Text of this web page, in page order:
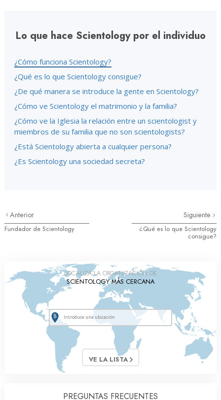
Lo que hace Scientology por el individuo
¿Cómo funciona Scientology?
¿Qué es lo que Scientology consigue?
¿De qué manera se introduce la gente en Scientology?
¿Cómo ve Scientology el matrimonio y la familia?
¿Cómo ve la Iglesia la relación entre un scientologist y
miembros de su familia que no son scientologists?
¿Está Scientology abierta a cualquier persona?
¿Es Scientology una sociedad secreta?
Anterior
Fundador de Scientology
Siguiente
¿Qué es lo que Scientology
consigue?
LOCALIZA LA ORGANIZACIÓN DE
SCIENTOLOGY MÁS CERCANA
VE LA LISTA
PREGUNTAS FRECUENTES